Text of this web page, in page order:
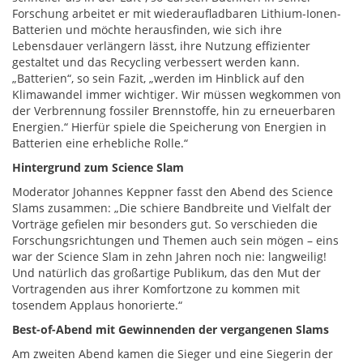
Forschung arbeitet er mit wiederaufladbaren Lithium-Ionen-
Batterien und möchte herausfinden, wie sich ihre
Lebensdauer verlängern lässt, ihre Nutzung effizienter
gestaltet und das Recycling verbessert werden kann.
„Batterien“, so sein Fazit, „werden im Hinblick auf den
Klimawandel immer wichtiger. Wir müssen wegkommen von
der Verbrennung fossiler Brennstoffe, hin zu erneuerbaren
Energien.“ Hierfür spiele die Speicherung von Energien in
Batterien eine erhebliche Rolle.“
Hintergrund zum Science Slam
Moderator Johannes Keppner fasst den Abend des Science
Slams zusammen: „Die schiere Bandbreite und Vielfalt der
Vorträge gefielen mir besonders gut. So verschieden die
Forschungsrichtungen und Themen auch sein mögen – eins
war der Science Slam in zehn Jahren noch nie: langweilig!
Und natürlich das großartige Publikum, das den Mut der
Vortragenden aus ihrer Komfortzone zu kommen mit
tosendem Applaus honorierte.“
Best-of-Abend mit Gewinnenden der vergangenen Slams
Am zweiten Abend kamen die Sieger und eine Siegerin der